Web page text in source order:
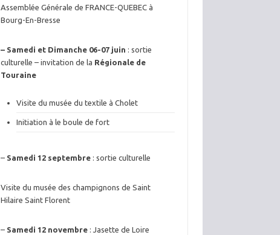
Assemblée Générale de FRANCE-QUEBEC à
Bourg-En-Bresse
– Samedi et Dimanche 06-07 juin : sortie
culturelle – invitation de la Régionale de
Touraine
Visite du musée du textile à Cholet
Initiation à le boule de fort
– Samedi 12 septembre : sortie culturelle
Visite du musée des champignons de Saint
Hilaire Saint Florent
– Samedi 12 novembre : Jasette de Loire